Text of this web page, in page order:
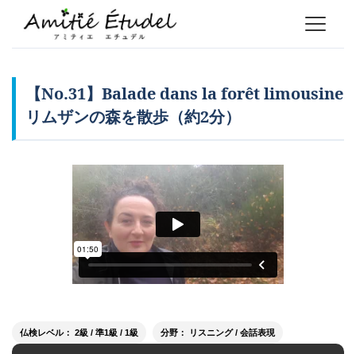
【No.31】Balade dans la forêt limousine
リムザンの森を散歩（約2分）
仏検レベル： 2級 / 準1級 / 1級 分野： リスニング / 会話表現